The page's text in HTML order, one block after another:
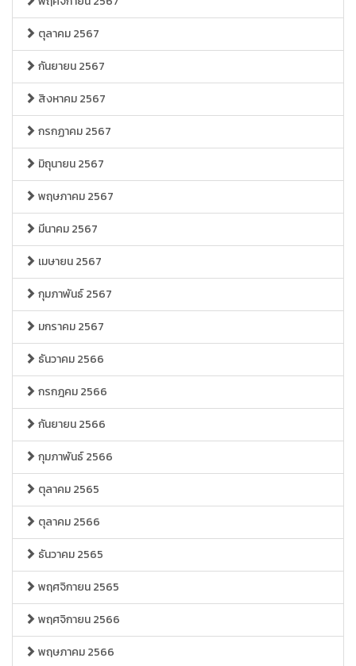
ตุลาคม 2567
กันยายน 2567
สิงหาคม 2567
กรกฏาคม 2567
มิถุนายน 2567
พฤษภาคม 2567
มีนาคม 2567
เมษายน 2567
กุมภาพันธ์ 2567
มกราคม 2567
ธันวาคม 2566
กรกฎคม 2566
กันยายน 2566
กุมภาพันธ์ 2566
ตุลาคม 2565
ตุลาคม 2566
ธันวาคม 2565
พฤศจิกายน 2565
พฤศจิกายน 2566
พฤษภาคม 2566